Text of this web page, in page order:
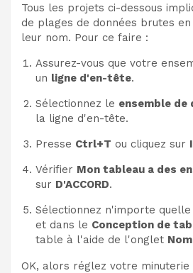
Tous les projets ci-dessous
de plages de données brutes
leur nom. Pour ce faire :
Assurez-vous que votre
un ligne d'en-tête.
Sélectionnez le ensemble de
la ligne d'en-tête.
Presse Ctrl+T ou cliquez sur
Vérifier Mon tableau a des
sur D'ACCORD.
Sélectionnez n'importe
et dans le Conception de
table à l'aide de l'onglet
OK, alors réglez votre minuterie